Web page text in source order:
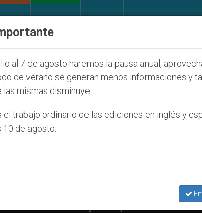
que afecta a cristianos (y no sólo) en
al 7 de agosto haremos la pausa anual,
de verano se generan menos informaciones y
mismas disminuye.
trabajo ordinario de las ediciones en inglés y
de agosto.